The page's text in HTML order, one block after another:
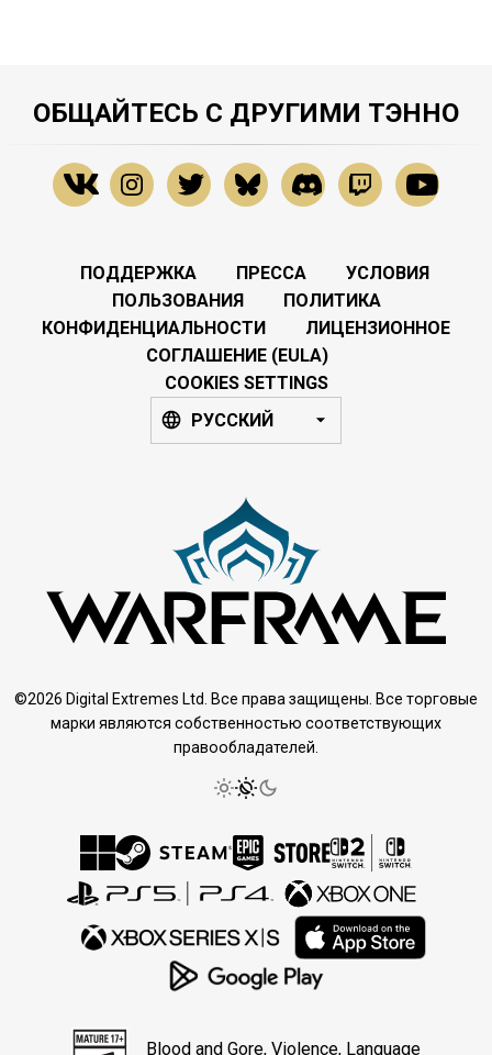
ОБЩАЙТЕСЬ С ДРУГИМИ ТЭННО
ПОДДЕРЖКА ПРЕССА
УСЛОВИЯ
ПОЛЬЗОВАНИЯ
ПОЛИТИКА
КОНФИДЕНЦИАЛЬНОСТИ
ЛИЦЕНЗИОННОЕ
СОГЛАШЕНИЕ (EULA)
COOKIES SETTINGS
РУССКИЙ
©2026 Digital Extremes Ltd. Все права защищены. Все торговые
марки являются собственностью соответствующих
правообладателей.
Blood and Gore, Violence, Language